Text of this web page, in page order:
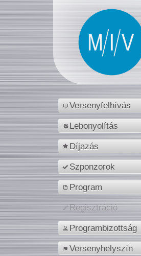
Versenyfelhívás
Lebonyolítás
Díjazás
Szponzorok
Program
Regisztráció
Programbizottság
Versenyhelyszín